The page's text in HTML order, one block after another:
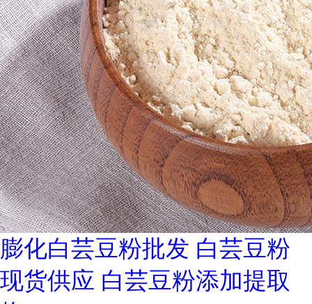
膨化白芸豆粉批发 白芸豆粉
现货供应 白芸豆粉添加提取